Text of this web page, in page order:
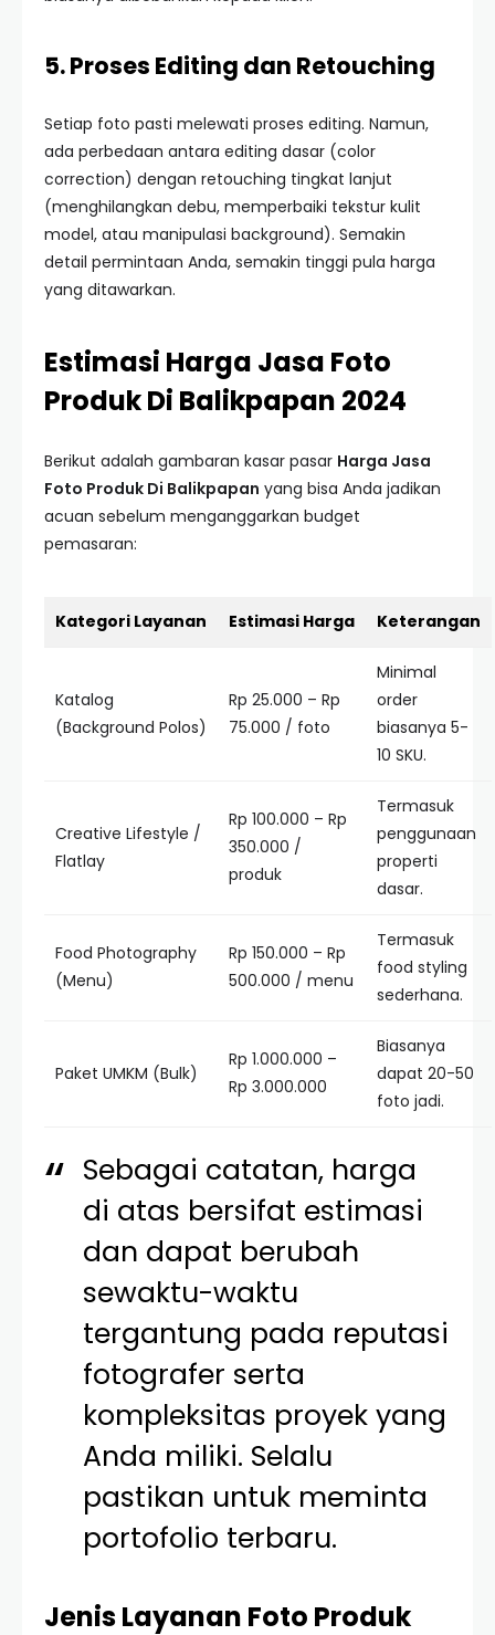
5. Proses Editing dan Retouching
Setiap foto pasti melewati proses editing. Namun,
ada perbedaan antara editing dasar (color
correction) dengan retouching tingkat lanjut
(menghilangkan debu, memperbaiki tekstur kulit
model, atau manipulasi background). Semakin
detail permintaan Anda, semakin tinggi pula harga
yang ditawarkan.
Estimasi Harga Jasa Foto
Produk Di Balikpapan 2024
Berikut adalah gambaran kasar pasar Harga Jasa
Foto Produk Di Balikpapan yang bisa Anda jadikan
acuan sebelum menganggarkan budget
pemasaran:
Kategori Layanan Estimasi Harga Keterangan
Katalog
(Background Polos)
Rp 25.000 – Rp
75.000 / foto
Minimal
order
biasanya 5-
10 SKU.
Creative Lifestyle /
Flatlay
Rp 100.000 – Rp
350.000 /
produk
Termasuk
penggunaan
properti
dasar.
Food Photography
(Menu)
Rp 150.000 – Rp
500.000 / menu
Termasuk
food styling
sederhana.
Paket UMKM (Bulk)
Rp 1.000.000 –
Rp 3.000.000
Biasanya
dapat 20-50
foto jadi.
Sebagai catatan, harga
di atas bersifat estimasi
dan dapat berubah
sewaktu-waktu
tergantung pada reputasi
fotografer serta
kompleksitas proyek yang
Anda miliki. Selalu
pastikan untuk meminta
portofolio terbaru.
Jenis Layanan Foto Produk